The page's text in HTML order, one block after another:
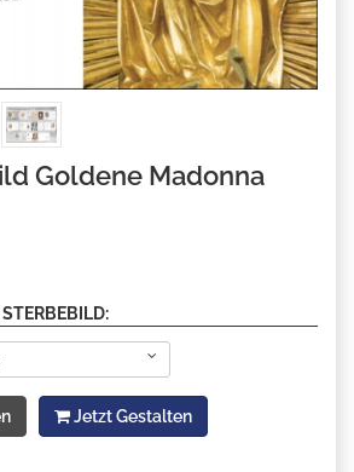
Goldene Madonna
STERBEBILD:
Jetzt Gestalten